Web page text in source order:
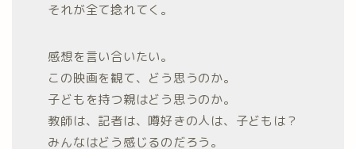
それが全て捻れてく。
感想を言い合いたい。
この映画を観て、どう思うのか。
子どもを持つ親はどう思うのか。
教師は、記者は、噂好きの人は、子どもは？
みんなはどう感じるのだろう。